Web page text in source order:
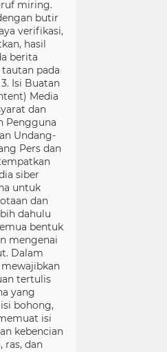
miring.
butir
verifikasi,
hasil
berita
pada
Isi Buatan
Media
dan
Pengguna
Undang-
Pers dan
siber
untuk
dan
dahulu
bentuk
mengenai
Dalam
tertulis
yang
bohong,
isi
kebencian
ras, dan